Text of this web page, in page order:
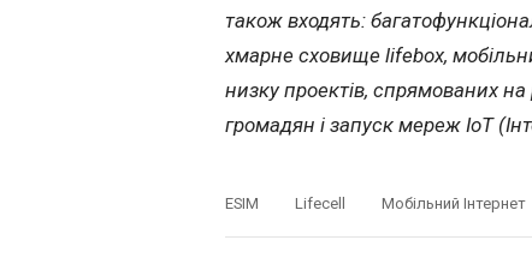
також входять:
хмарне сховище lifebox,
низку проектів, спрямованих
громадян і запуск мереж IoT
ESIM Lifecell Мобільний Інтернет